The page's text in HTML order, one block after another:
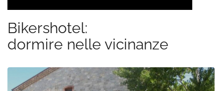
Bikershotel:
dormire nelle vicinanze